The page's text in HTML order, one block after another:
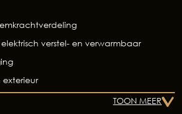
elektrisch verstel- en verwarmbaar
TOON MEER